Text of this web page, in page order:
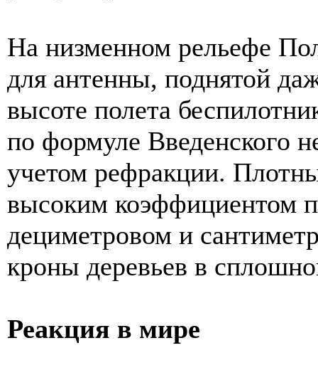
На низменном рельефе
для антенны, поднятой
высоте полета
по формуле Введенского
учетом рефракции.
высоким коэффициентом
дециметровом и
кроны деревьев в
Реакция в мире